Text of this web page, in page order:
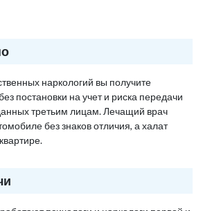
наркологий вы получите
постановки на учет и риска передачи
третьим лицам. Лечащий врач
без знаков отличия, а халат